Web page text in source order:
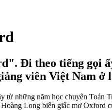
Đi theo tiếng gọi
viên Việt Nam ở
những năm học chuyên
Long biến giấc mơ Oxford